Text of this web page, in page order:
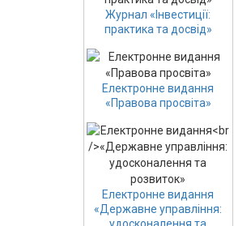
Журнал «Інвестиції:
практика та досвід»
Електронне видання
«Правова просвіта»
Електронне видання
«Державне управління: